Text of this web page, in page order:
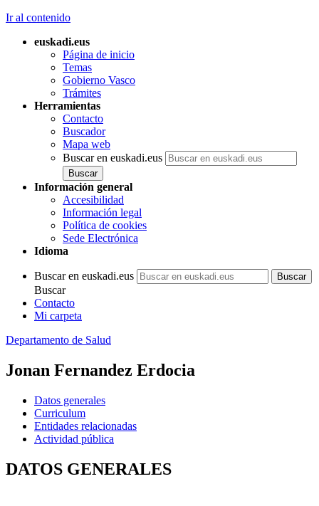
Ir al contenido
euskadi.eus
Página de inicio
Temas
Gobierno Vasco
Trámites
Herramientas
Contacto
Buscador
Mapa web
Buscar en euskadi.eus
Información general
Accesibilidad
Información legal
Política de cookies
Sede Electrónica
Idioma
Buscar en euskadi.eus
Buscar
Contacto
Mi carpeta
Departamento de Salud
Jonan Fernandez Erdocia
Datos generales
Curriculum
Entidades relacionadas
Actividad pública
DATOS GENERALES